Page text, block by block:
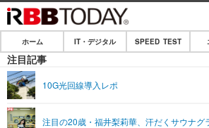
ホーム
IT・デジタル
SPEED TEST
ホーム IT・デジタル SPEED TEST
注目記事
10G光回線導入レポ
注目の20歳・福井梨莉華、汗だくサウナグ